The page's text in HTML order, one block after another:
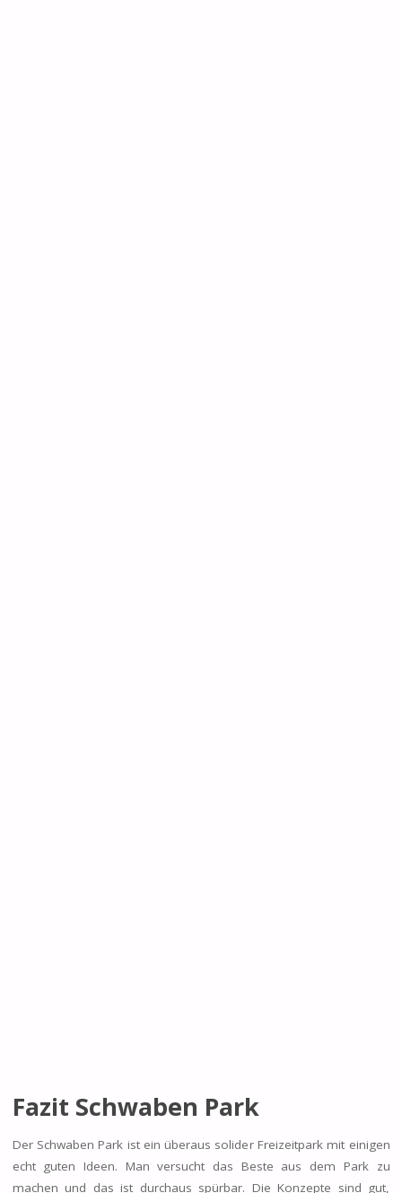
Fazit Schwaben Park
Der Schwaben Park ist ein überaus solider Freizeitpark mit einigen
echt guten Ideen. Man versucht das Beste aus dem Park zu
machen und das ist durchaus spürbar. Die Konzepte sind gut,